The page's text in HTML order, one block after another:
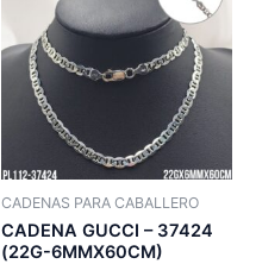
CADENAS PARA CABALLERO
CADENA GUCCI – 37424
(22G-6MMX60CM)